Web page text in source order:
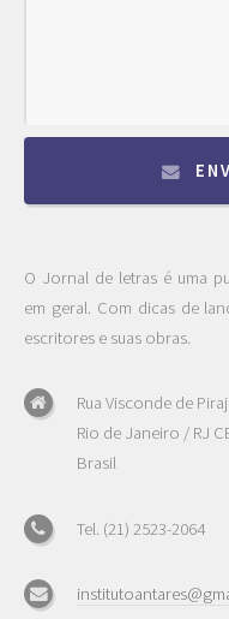
O Jornal de letras é uma
em geral. Com dicas de
escritores e suas obras.
Rua Visconde de
Rio de Janeiro / RJ
Brasil
Tel. (21) 2523-2064